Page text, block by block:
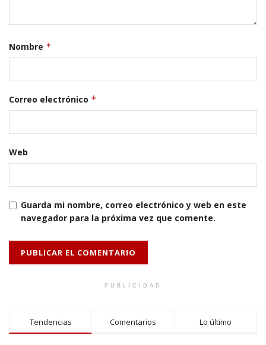
Nombre *
Correo electrónico *
Web
Guarda mi nombre, correo electrónico y web en este
navegador para la próxima vez que comente.
PUBLICIDAD
Tendencias Comentarios Lo último